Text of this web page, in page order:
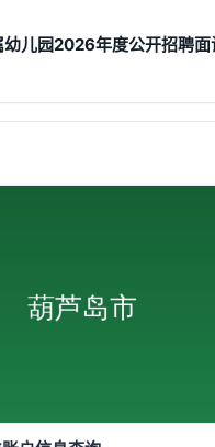
儿园2026年度公开招聘面